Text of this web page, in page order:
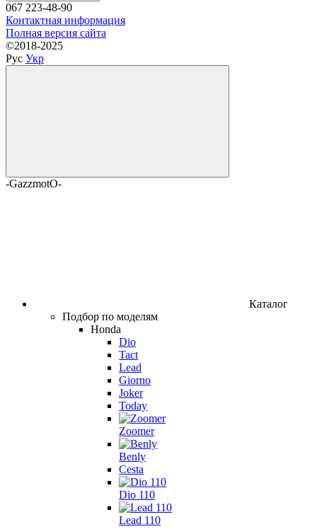
067 223-48-90
Контактная информация
Полная версия сайта
©2018-2025
Рус Укр
-GazzmotO-
Каталог
Подбор по моделям
Honda
Dio
Tact
Lead
Giorno
Joker
Today
Zoomer
Benly
Cesta
Dio 110
Lead 110